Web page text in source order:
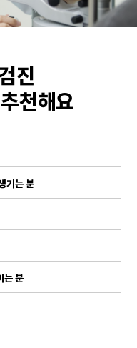
진
천해요
기는 분
는 분